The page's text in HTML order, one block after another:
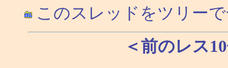
このスレッドをツリー
＜前のレス